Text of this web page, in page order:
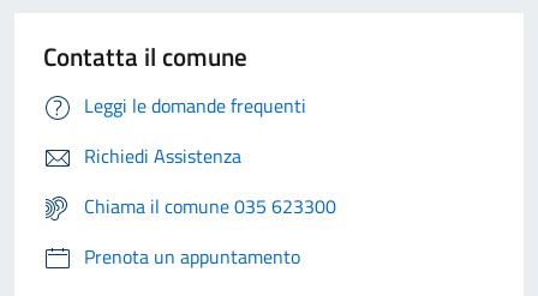
Contatta il comune
Leggi le domande frequenti
Richiedi Assistenza
Chiama il comune 035 623300
Prenota un appuntamento